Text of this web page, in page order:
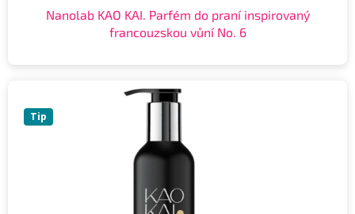
Nanolab KAO KAI. Parfém do praní inspirovaný
francouzskou vůní No. 6
Tip